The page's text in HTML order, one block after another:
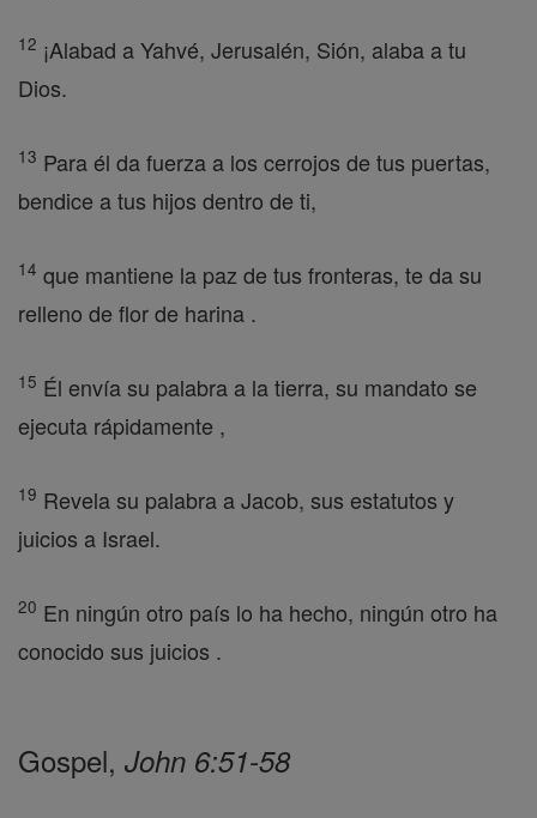
12 ¡Alabad a Yahvé, Jerusalén, Sión, alaba a tu
Dios.
13 Para él da fuerza a los cerrojos de tus puertas,
bendice a tus hijos dentro de ti,
14 que mantiene la paz de tus fronteras, te da su
relleno de flor de harina .
15 Él envía su palabra a la tierra, su mandato se
ejecuta rápidamente ,
19 Revela su palabra a Jacob, sus estatutos y
juicios a Israel.
20 En ningún otro país lo ha hecho, ningún otro ha
conocido sus juicios .
Gospel, John 6:51-58